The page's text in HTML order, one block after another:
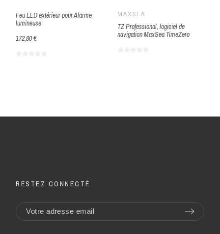
Feu LED extérieur pour Alarme
lumineuse
172,80 €
MAXSEA
TZ Professional, logiciel de
navigation MaxSea TimeZero
RESTEZ CONNECTÉ